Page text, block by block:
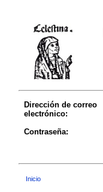
Dirección de correo
electrónico:
Contraseña:
Inicio